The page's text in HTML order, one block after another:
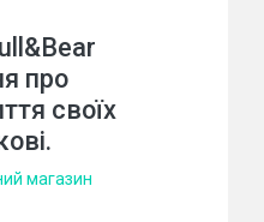
про
своїх
магазин